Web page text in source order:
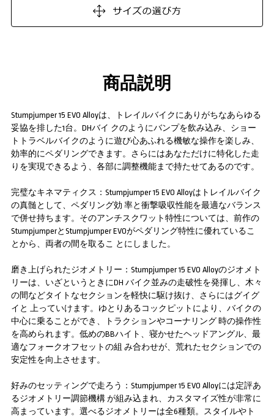
商品説明
Stumpjumper 15 EVO Alloyは、トレイルバイクにありがちなあらゆる
妥協を排した1台。DHバイ クのようにバンプを飲み込み、ショー
トトラベルバイクのように遊び心あふれる機敏な操作を楽しみ、
効率的にペダリングできます。さらにはあなただけに特化した走
りを実現できるよう、各部に調整機能まで持たせてあるのです。
完璧なキネマティクス：Stumpjumper 15 EVO Alloyはトレイルバイク
の真髄として、ペダリング効 率と衝撃吸収性能を最適なバランス
で併せ持ちます。そのアンチスクワット特性については、前作の
StumpjumperとStumpjumper EVOがペダリング特性に優れているこ
とから、両者の間を取るこ とにしました。
磨き上げられたジオメトリー：Stumpjumper 15 EVO Alloyのジオメト
リーは、いざというときにDH バイク並みの走破性を発揮し、木々
の間などタイトなセクションを軽快に駆け抜け、さらにはグイグ
イと 上っていけます。ゆとりあるコックピットにより、バイクの
中心に乗ることができ、トラクションやコーナリング 時の操作性
を高められます。低めのBBハイト、寝かせたヘッドアングル、最
適なフォークオフセットの組 み合わせが、荒れたセクションでの
安定性を向上させます。
好みのセッティングで走ろう：Stumpjumper 15 EVO Alloyには定評あ
るジオメトリー調節機構 が組み込まれ、カスタマイズ性が非常に
高まっています。選べるジオメトリーは全6種類。スタイルやト